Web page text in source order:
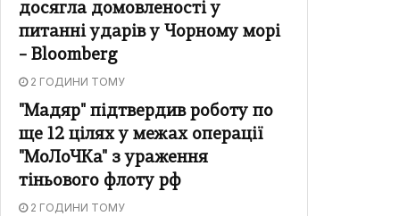
досягла домовленості у
питанні ударів у Чорному морі
– Bloomberg
2 ГОДИНИ ТОМУ
"Мадяр" підтвердив роботу по
ще 12 цілях у межах операції
"МоЛоЧКа" з ураження
тіньового флоту рф
2 ГОДИНИ ТОМУ